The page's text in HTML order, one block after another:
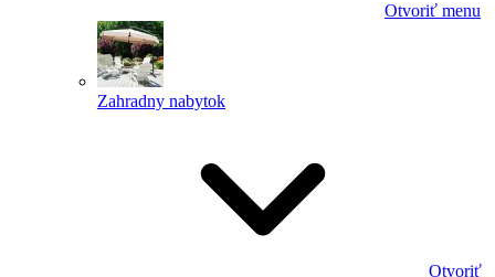
Otvoriť menu
Zahradny nabytok
Otvoriť